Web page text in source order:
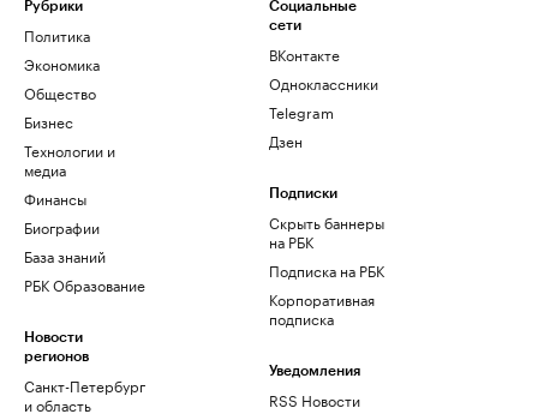
Рубрики
Политика
Экономика
Общество
Бизнес
Технологии и
медиа
Финансы
Биографии
База знаний
РБК Образование
Новости
регионов
Санкт-Петербург
и область
Социальные
сети
ВКонтакте
Одноклассники
Telegram
Дзен
Подписки
Скрыть баннеры
на РБК
Подписка на РБК
Корпоративная
подписка
Уведомления
RSS Новости